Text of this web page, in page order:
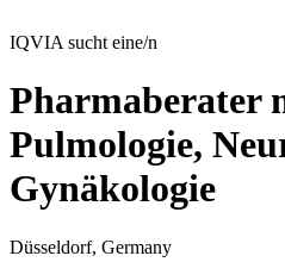
IQVIA sucht eine/n
Pharmaberater
Pulmologie,
Gynäkologie
Düsseldorf, Germany